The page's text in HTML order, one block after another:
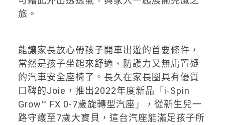
旅。
能讓家長放心帶孩子開車出遊的首要條件，
當然是孩子坐起來舒適、防護力又無庸置疑
的汽車安全座椅了。長久在家長圈具有優質
口碑的Joie，推出2022年度新品「i-Spin
Grow™ FX 0-7歲旋轉型汽座」，從新生兒一
路守護至7歲大寶貝，這台汽座能滿足孩子所